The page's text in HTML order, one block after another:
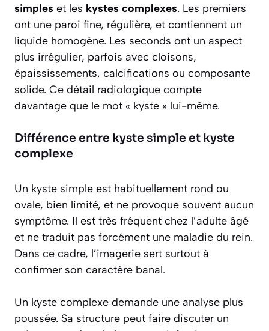
simples et les kystes complexes. Les premiers
ont une paroi fine, régulière, et contiennent un
liquide homogène. Les seconds ont un aspect
plus irrégulier, parfois avec cloisons,
épaississements, calcifications ou composante
solide. Ce détail radiologique compte
davantage que le mot « kyste » lui-même.
Différence entre kyste simple et kyste
complexe
Un kyste simple est habituellement rond ou
ovale, bien limité, et ne provoque souvent aucun
symptôme. Il est très fréquent chez l’adulte âgé
et ne traduit pas forcément une maladie du rein.
Dans ce cadre, l’imagerie sert surtout à
confirmer son caractère banal.
Un kyste complexe demande une analyse plus
poussée. Sa structure peut faire discuter un